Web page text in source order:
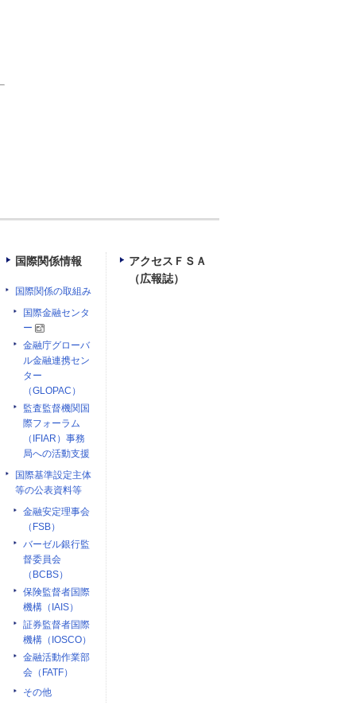
国際関係情報
国際関係の取組み
国際金融センタ
ー
金融庁グローバ
ル金融連携セン
ター
（GLOPAC）
監査監督機関国
際フォーラム
（IFIAR）事務
局への活動支援
国際基準設定主体
等の公表資料等
金融安定理事会
（FSB）
バーゼル銀行監
督委員会
（BCBS）
保険監督者国際
機構（IAIS）
証券監督者国際
機構（IOSCO）
金融活動作業部
会（FATF）
その他
アクセスＦＳＡ
（広報誌）